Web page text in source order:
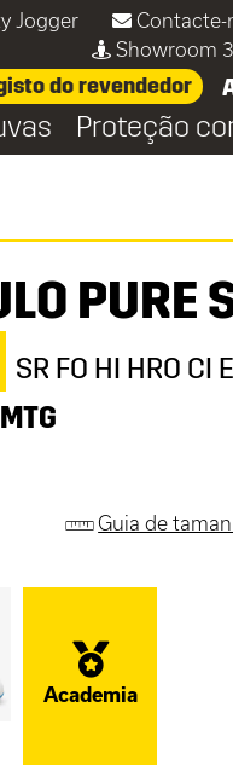
Jogger Contacte-
Showroom
do revendedor
Proteção
PURE
SR FO HI HRO CI
Guia de
Academia